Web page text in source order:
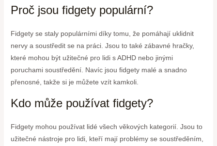
Proč jsou fidgety populární?
Fidgety se staly populárními díky tomu, že pomáhají uklidnit
nervy a soustředit se na práci. Jsou to také zábavné hračky,
které mohou být užitečné pro lidi s ADHD nebo jinými
poruchami soustředění. Navíc jsou fidgety malé a snadno
přenosné, takže si je můžete vzít kamkoli.
Kdo může používat fidgety?
Fidgety mohou používat lidé všech věkových kategorií. Jsou to
užitečné nástroje pro lidi, kteří mají problémy se soustředěním,